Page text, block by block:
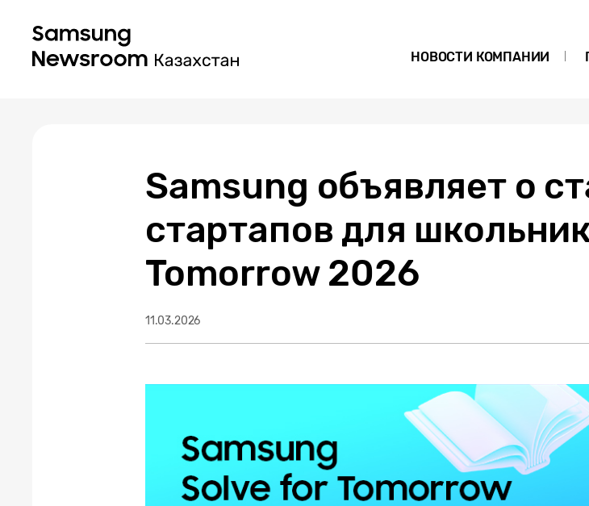
НОВОСТИ КОМПАНИИ
Samsung объявляет о
стартапов для
Tomorrow 2026
11.03.2026